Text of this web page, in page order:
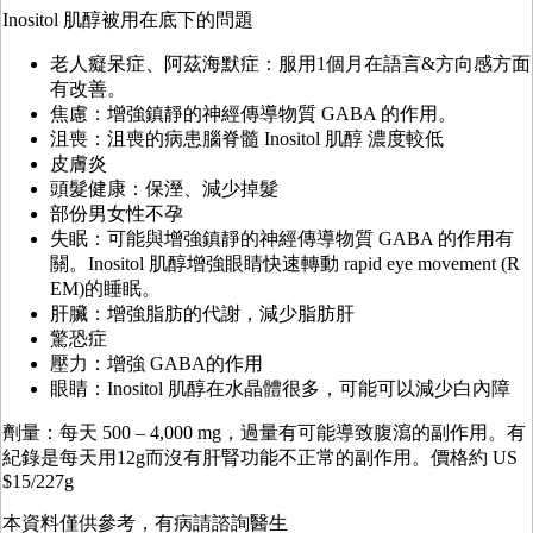
Inositol 肌醇被用在底下的問題
老人癡呆症、阿茲海默症：服用1個月在語言&方向感方面
有改善。
焦慮：增強鎮靜的神經傳導物質 GABA 的作用。
沮喪：沮喪的病患腦脊髓 Inositol 肌醇 濃度較低
皮膚炎
頭髮健康：保溼、減少掉髮
部份男女性不孕
失眠：可能與增強鎮靜的神經傳導物質 GABA 的作用有
關。Inositol 肌醇增強眼睛快速轉動 rapid eye movement (R
EM)的睡眠。
肝臟：增強脂肪的代謝，減少脂肪肝
驚恐症
壓力：增強 GABA的作用
眼睛：Inositol 肌醇在水晶體很多，可能可以減少白內障
劑量：每天 500 – 4,000 mg，過量有可能導致腹瀉的副作用。有
紀錄是每天用12g而沒有肝腎功能不正常的副作用。價格約 US
$15/227g
本資料僅供參考，有病請諮詢醫生